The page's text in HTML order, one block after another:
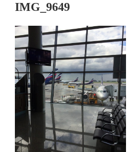
IMG_9649